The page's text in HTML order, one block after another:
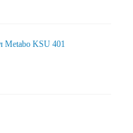
Metabo KSU 401